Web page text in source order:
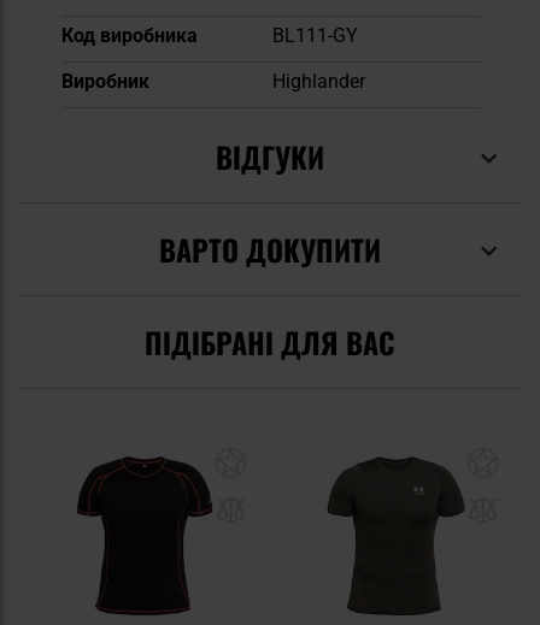
Код виробника
BL111-GY
Виробник
Highlander
ВІДГУКИ
ВАРТО ДОКУПИТИ
ПІДІБРАНІ ДЛЯ ВАС